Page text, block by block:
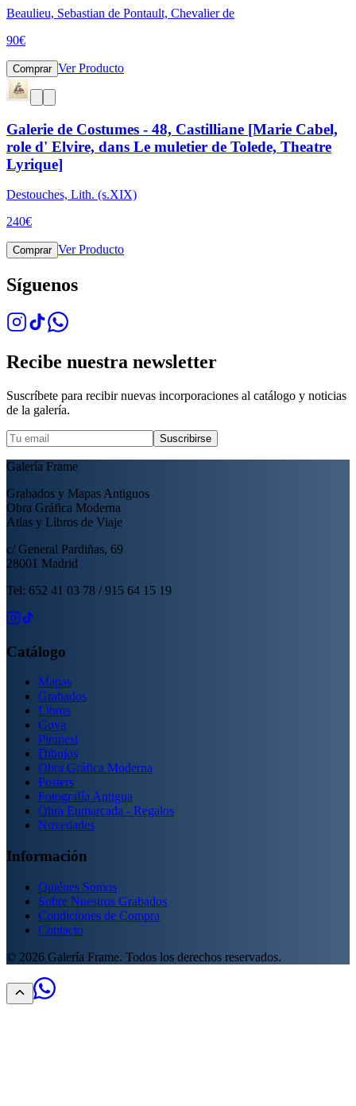
Beaulieu, Sebastian de Pontault, Chevalier de
90€
Comprar Ver Producto
Galerie de Costumes - 48, Castilliane [Marie Cabel,
role d' Elvire, dans Le muletier de Tolede, Theatre
Lyrique]
Destouches, Lith. (s.XIX)
240€
Comprar Ver Producto
Síguenos
Recibe nuestra newsletter
Suscríbete para recibir nuevas incorporaciones al catálogo y noticias
de la galería.
Suscribirse
Galería Frame
Grabados y Mapas Antiguos
Obra Gráfica Moderna
Atlas y Libros de Viaje
c/ General Pardiñas, 69
28001 Madrid
Tel: 652 41 03 78 / 915 64 15 19
Catálogo
Mapas
Grabados
Libros
Goya
Piranesi
Dibujos
Obra Gráfica Moderna
Posters
Fotografía Antigua
Obra Enmarcada - Regalos
Novedades
Información
Quiénes Somos
Sobre Nuestros Grabados
Condiciones de Compra
Contacto
© 2026 Galería Frame. Todos los derechos reservados.